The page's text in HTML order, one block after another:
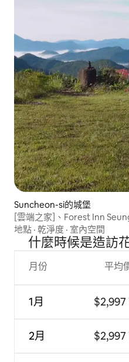
Suncheon-si的城堡
[雲端之家]、Forest Inn
觀 I 可供團體入住 I 順天住宿
地點 · 乾淨度 · 室內空間
什麼時候是造訪
月份
1月
2月
平均